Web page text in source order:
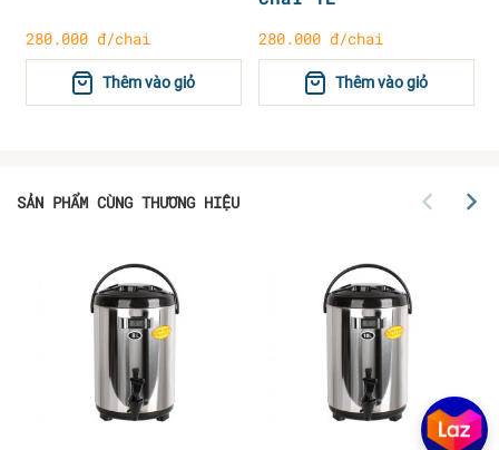
280.000 đ/chai
Thêm vào giỏ
280.000 đ/chai
Thêm vào giỏ
SẢN PHẨM CÙNG THƯƠNG HIỆU